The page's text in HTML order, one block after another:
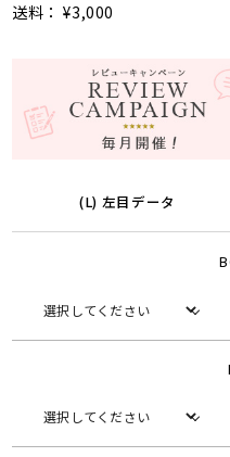
送料： ¥3,000
(L) 左目データ